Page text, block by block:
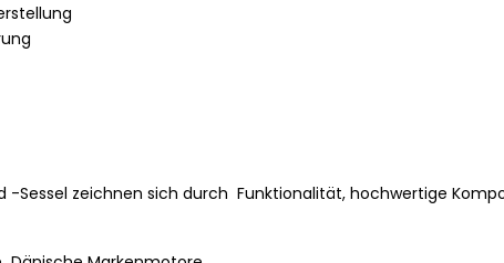
-Sessel zeichnen sich durch Funktionalität, hochwertige